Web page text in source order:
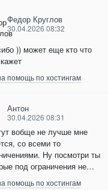
Федор Круглов
30.04.2026 08:32
)) может еще кто что
помощь по хостингам
Антон
30.04.2026 08:31
вобще не лучше мне
со всеми то
Ну посмотри ты
под ограничения не…
помощь по хостингам